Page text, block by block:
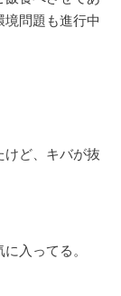
問題も進行中
けど、キバが抜
入ってる。